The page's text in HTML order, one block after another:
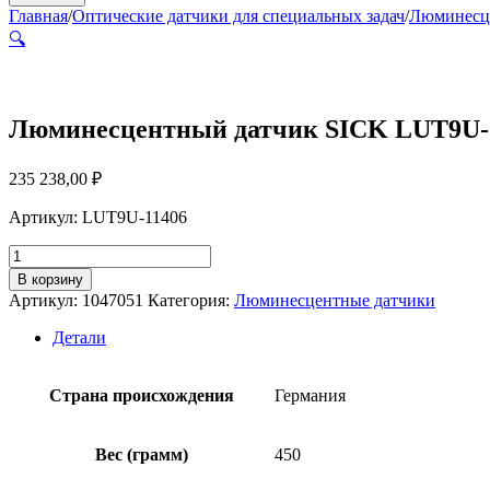
Главная/Оптические датчики для специальных задач/
🔍
Люминесцентный датчик SICK LUT9U-
235 238,00 ₽
Артикул: LUT9U-11406
Количество
товара
Люминесцентный
датчик
SICK
LUT9U-
В корзину
Артикул: 1047051 Категория: Люминесцентные датчики
Детали
Страна происхождения Германия
Вес (грамм) 450